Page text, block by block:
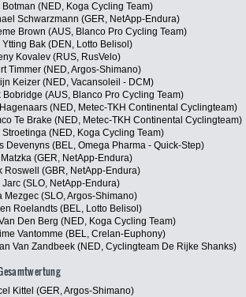
Botman (NED, Koga Cycling Team)
Schwarzmann (GER, NetApp-Endura)
Brown (AUS, Blanco Pro Cycling Team)
Ytting Bak (DEN, Lotto Belisol)
Kovalev (RUS, RusVelo)
Timmer (NED, Argos-Shimano)
Keizer (NED, Vacansoleil - DCM)
Bobridge (AUS, Blanco Pro Cycling Team)
(NED, Metec-TKH Continental Cyclingteam)
Te Brake (NED, Metec-TKH Continental Cyclingteam)
Stroetinga (NED, Koga Cycling Team)
Devenyns (BEL, Omega Pharma - Quick-Step)
Matzka (GER, NetApp-Endura)
Roswell (GBR, NetApp-Endura)
Jarc (SLO, NetApp-Endura)
Mezgec (SLO, Argos-Shimano)
Roelandts (BEL, Lotto Belisol)
Den Berg (NED, Koga Cycling Team)
Vantomme (BEL, Crelan-Euphony)
Van Zandbeek (NED, Cyclingteam De Rijke Shanks)
Kittel (GER, Argos-Shimano)